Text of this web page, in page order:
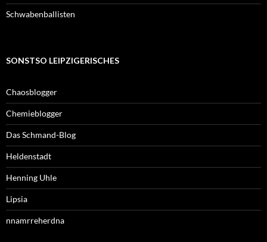
Schwabenballisten
SONSTSO LEIPZIGERISCHES
Chaosblogger
Chemieblogger
Das Schmand-Blog
Heldenstadt
Henning Uhle
Lipsia
nnamrreherdna